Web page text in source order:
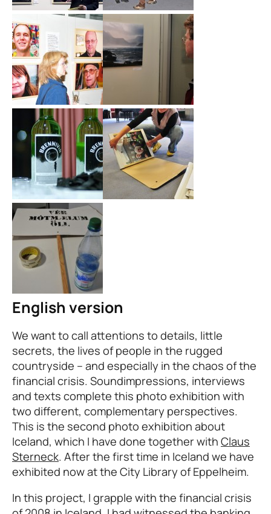
English version
We want to call attentions to details, little
secrets, the lives of people in the rugged
countryside – and especially in the chaos of the
financial crisis. Soundimpressions, interviews
and texts complete this photo exhibition with
two different, complementary perspectives.
This is the second photo exhibition about
Iceland, which I have done together with Claus
Sterneck. After the first time in Iceland we have
exhibited now at the City Library of Eppelheim.
In this project, I grapple with the financial crisis